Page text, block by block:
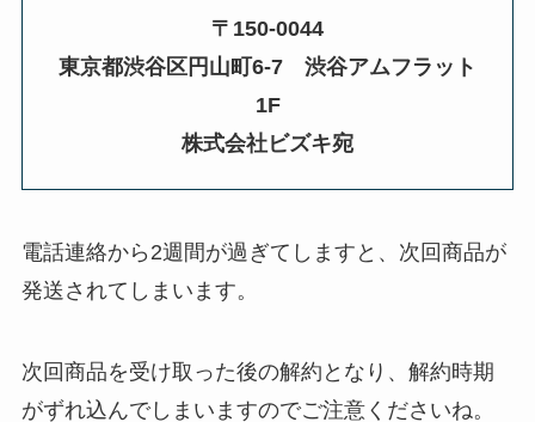
〒150-0044
東京都渋谷区円山町6-7 渋谷アムフラット
1F
株式会社ビズキ宛
電話連絡から2週間が過ぎてしますと、次回商品が
発送されてしまいます。
次回商品を受け取った後の解約となり、解約時期
がずれ込んでしまいますのでご注意くださいね。